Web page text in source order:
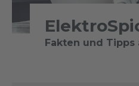
Fakten und